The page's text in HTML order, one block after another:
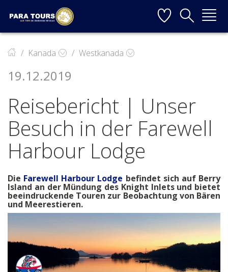
Startseite
Weiter zur Hauptnavigation
Weiter zum Inhalt
Weiter zur Kontaktseite
▼
Kanada Westkanada
19.12.2019
Reisebericht | Unser
Besuch in der Farewell
Harbour Lodge
Die Farewell Harbour Lodge befindet sich auf Berry
Island an der Mündung des Knight Inlets und bietet
beeindruckende Touren zur Beobachtung von Bären
und Meerestieren.